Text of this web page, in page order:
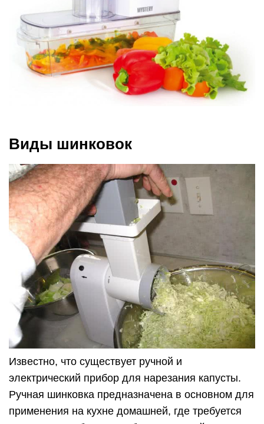
Виды шинковок
Известно, что существует ручной и
электрический прибор для нарезания капусты.
Ручная шинковка предназначена в основном для
применения на кухне домашней, где требуется